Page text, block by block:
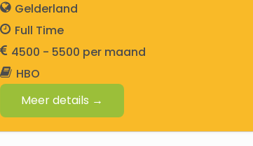
Gelderland
Full Time
4500 - 5500
HBO
Meer details